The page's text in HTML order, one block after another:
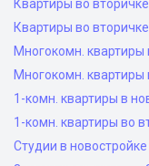
Квартиры во
Квартиры во
Многокомн. квартиры
Многокомн. квартиры
1-комн. квартиры в
1-комн. квартиры во
Студии в новостройке